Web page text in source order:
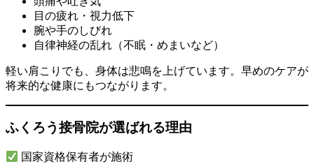
目の疲れ・視力低下
腕や手のしびれ
自律神経の乱れ（不眠・めまいなど）
軽い肩こりでも、身体は悲鳴を上げています。早めのケアが
将来的な健康にもつながります。
ふくろう接骨院が選ばれる理由
国家資格保有者が施術